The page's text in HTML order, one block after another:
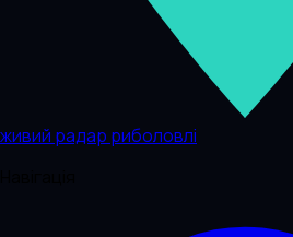
живий радар риболовлі